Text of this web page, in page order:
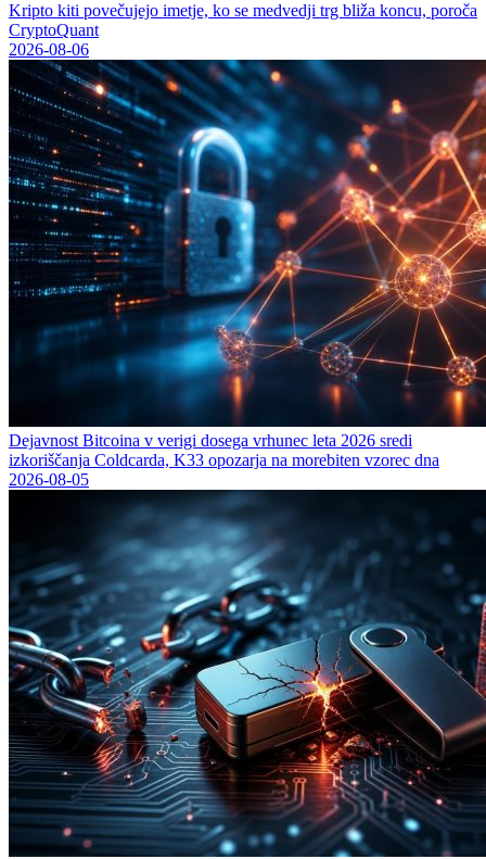
Kripto kiti povečujejo imetje, ko se medvedji trg bliža koncu, poroča
CryptoQuant
2026-08-06
Dejavnost Bitcoina v verigi dosega vrhunec leta 2026 sredi
izkoriščanja Coldcarda, K33 opozarja na morebiten vzorec dna
2026-08-05